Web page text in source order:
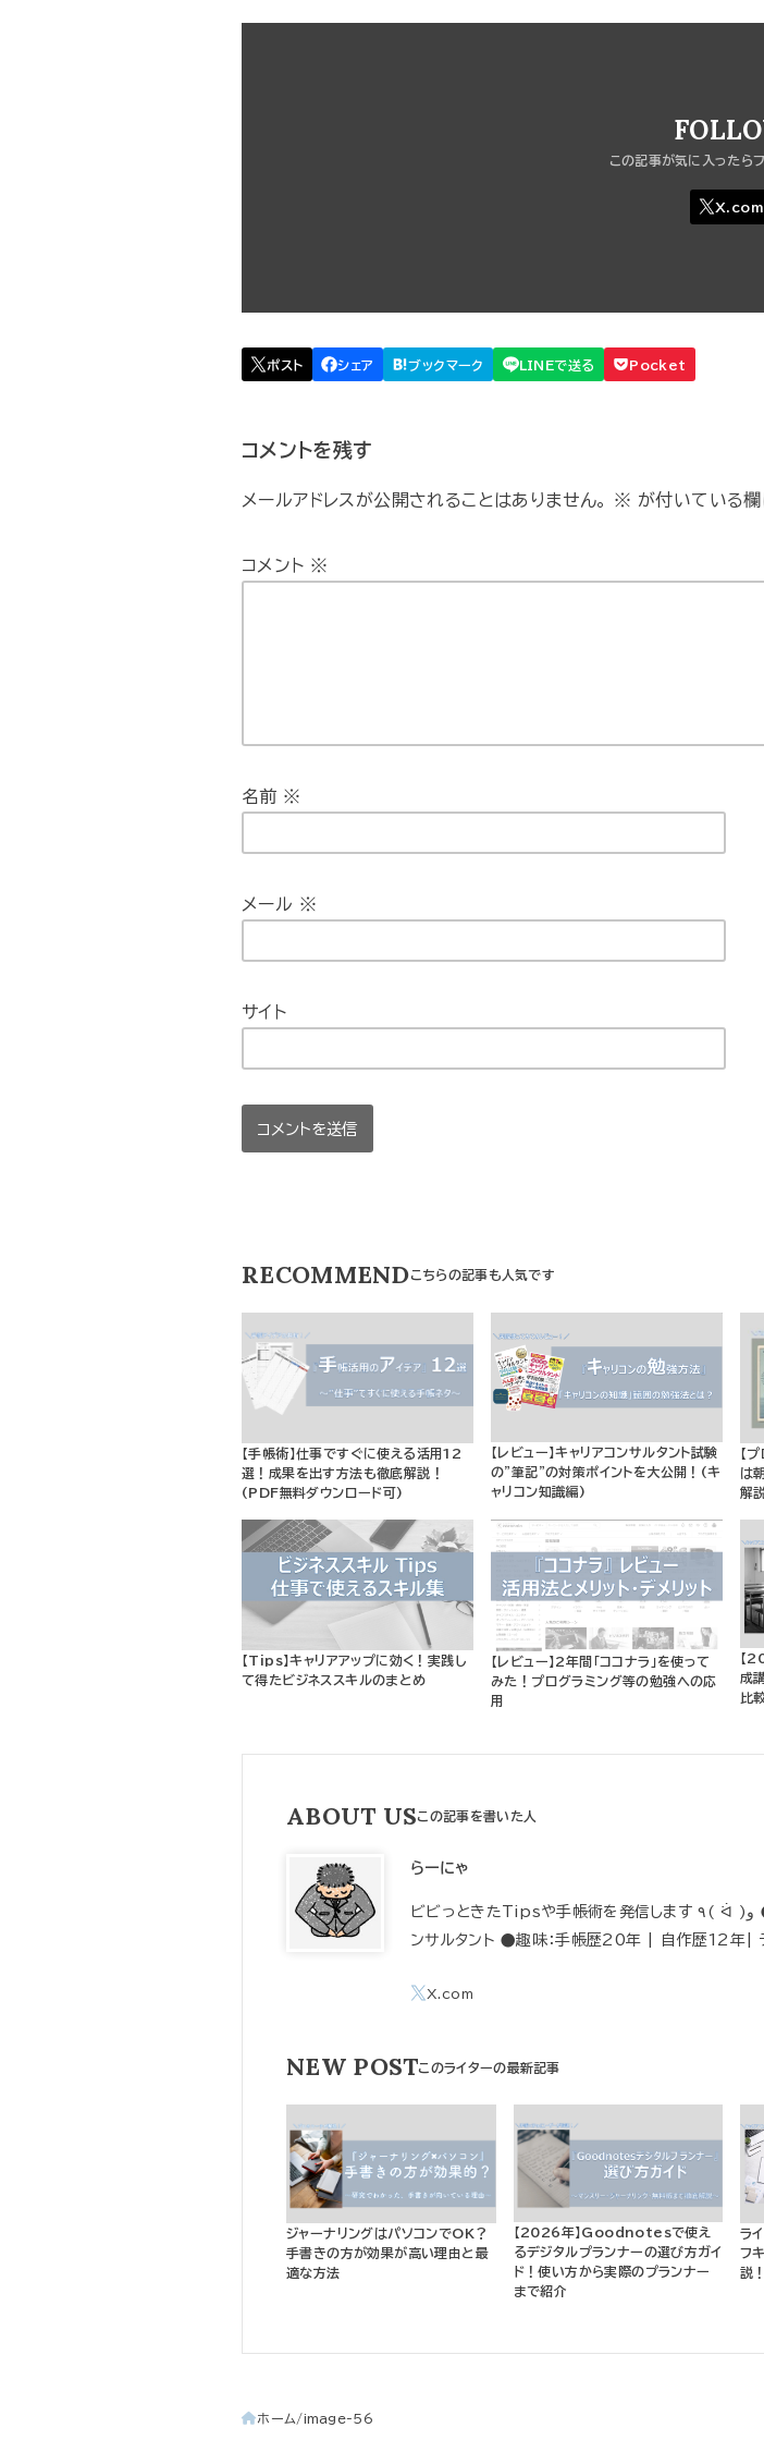
コメントを残す
メールアドレスが公開されることはありません。 ※ が付いている
コメント ※
名前 ※
メール ※
サイト
RECOMMEND
【手帳術】仕事ですぐに使える活用12
選！成果を出す方法も徹底解説！
(PDF無料ダウンロード可)
【レビュー】キャリアコンサルタント試験
の”筆記”の対策ポイントを大公開！(キ
ャリコン知識編)
【
は
解説
【Tips】キャリアアップに効く！実践し
て得たビジネススキルのまとめ
【レビュー】2年間「ココナラ」を使って
みた！プログラミング等の勉強への応
用
【
成
比
ABOUT US
らーにゃ
ビビっときたTipsや手帳術を発信します ٩( ᐛ )و ●家族：フルキャリ妻と子供2人 ●資格：国家資格キャリアコ
ンサルタント ●趣味：手帳歴20年 | 自作歴12年|
NEW POST
ジャーナリングはパソコンでOK？
手書きの方が効果が高い理由と最
適な方法
【2026年】Goodnotesで使え
るデジタルプランナーの選び方ガイ
ド！使い方から実際のプランナー
まで紹介
ラ
フ
説
ホーム image-56